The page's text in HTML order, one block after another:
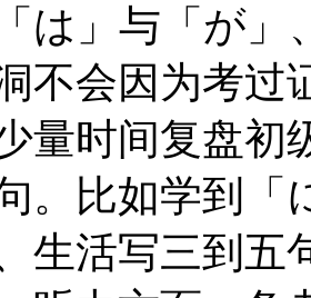
は」与「が」
不会因为考过
量时间复盘初
。比如学到
生活写三到五